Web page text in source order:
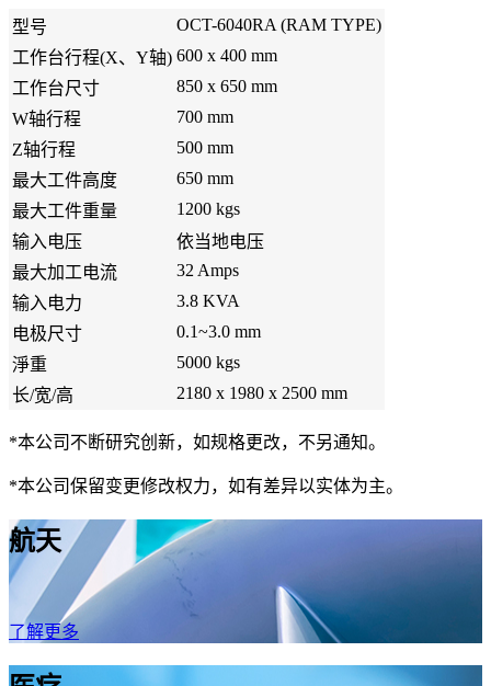
型号
OCT-6040RA (RAM TYPE)
工作台行程(X、Y轴) 600 x 400 mm
工作台尺寸
850 x 650 mm
W轴行程
700 mm
Z轴行程
500 mm
最大工件高度
650 mm
最大工件重量
1200 kgs
输入电压
依当地电压
最大加工电流
32 Amps
输入电力
3.8 KVA
电极尺寸
0.1~3.0 mm
淨重
5000 kgs
长/宽/高
2180 x 1980 x 2500 mm
*本公司不断研究创新，如规格更改，不另通知。
*本公司保留变更修改权力，如有差异以实体为主。
航天
了解更多